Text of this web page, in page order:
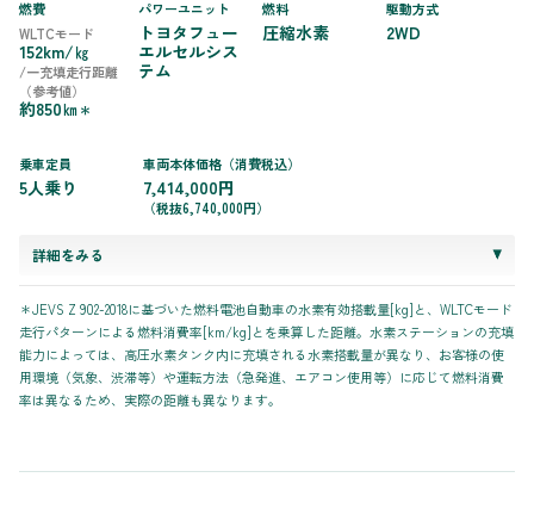
燃費
WLTCモード
152km/㎏
/一充填走行距離
（参考値）
約850㎞＊
パワーユニット
トヨタフュー
エルセルシス
テム
燃料
圧縮水素
駆動方式
2WD
乗車定員
5人乗り
車両本体価格（消費税込）
7,414,000円
（税抜6,740,000円）
詳細をみる
＊JEVS Z 902-2018に基づいた燃料電池自動車の水素有効搭載量[kg]と、WLTCモード
走行パターンによる燃料消費率[km/kg]とを乗算した距離。水素ステーションの充填
能力によっては、高圧水素タンク内に充填される水素搭載量が異なり、お客様の使
用環境（気象、渋滞等）や運転方法（急発進、エアコン使用等）に応じて燃料消費
率は異なるため、実際の距離も異なります。